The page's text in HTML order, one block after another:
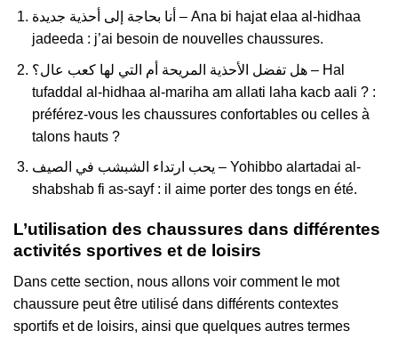
أنا بحاجة إلى أحذية جديدة – Ana bi hajat elaa al-hidhaa
jadeeda : j’ai besoin de nouvelles chaussures.
هل تفضل الأحذية المريحة أم التي لها كعب عال؟ – Hal
tufaddal al-hidhaa al-mariha am allati laha kacb aali ? :
préférez-vous les chaussures confortables ou celles à
talons hauts ?
يحب ارتداء الشبشب في الصيف – Yohibbo alartadai al-
shabshab fi as-sayf : il aime porter des tongs en été.
L’utilisation des chaussures dans différentes
activités sportives et de loisirs
Dans cette section, nous allons voir comment le mot
chaussure peut être utilisé dans différents contextes
sportifs et de loisirs, ainsi que quelques autres termes